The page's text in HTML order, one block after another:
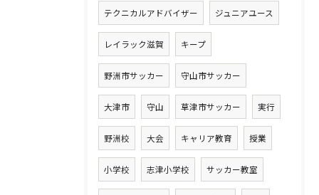
テクニカルアドバイザー ジュニアユース
レイラック滋賀 キープ
野洲市サッカー 守山市サッカー
大津市 守山 草津市サッカー 実行
野洲校 大会 キャリア教育 授業
小学校 志津小学校 サッカー教室